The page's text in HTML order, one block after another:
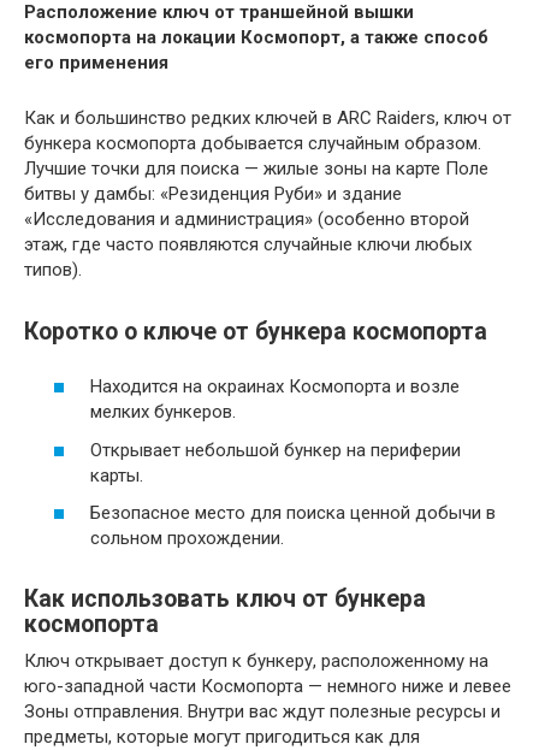
Расположение ключ от траншейной вышки
космопорта на локации Космопорт, а также способ
его применения
Как и большинство редких ключей в ARC Raiders, ключ от
бункера космопорта добывается случайным образом.
Лучшие точки для поиска — жилые зоны на карте Поле
битвы у дамбы: «Резиденция Руби» и здание
«Исследования и администрация» (особенно второй
этаж, где часто появляются случайные ключи любых
типов).
Коротко о ключе от бункера космопорта
Находится на окраинах Космопорта и возле
мелких бункеров.
Открывает небольшой бункер на периферии
карты.
Безопасное место для поиска ценной добычи в
сольном прохождении.
Как использовать ключ от бункера
космопорта
Ключ открывает доступ к бункеру, расположенному на
юго-западной части Космопорта — немного ниже и левее
Зоны отправления. Внутри вас ждут полезные ресурсы и
предметы, которые могут пригодиться как для